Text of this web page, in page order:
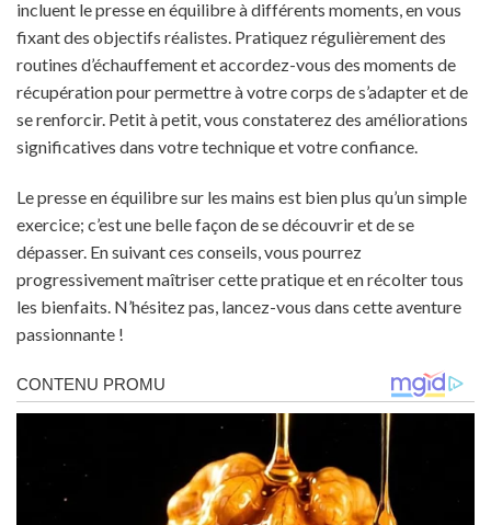
incluent le presse en équilibre à différents moments, en vous
fixant des objectifs réalistes. Pratiquez régulièrement des
routines d’échauffement et accordez-vous des moments de
récupération pour permettre à votre corps de s’adapter et de
se renforcir. Petit à petit, vous constaterez des améliorations
significatives dans votre technique et votre confiance.
Le presse en équilibre sur les mains est bien plus qu’un simple
exercice; c’est une belle façon de se découvrir et de se
dépasser. En suivant ces conseils, vous pourrez
progressivement maîtriser cette pratique et en récolter tous
les bienfaits. N’hésitez pas, lancez-vous dans cette aventure
passionnante !